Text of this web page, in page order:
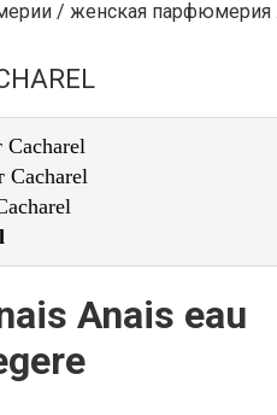
КОСМЕТИКА
/ женская парфюмерия
Cacharel
Anais eau